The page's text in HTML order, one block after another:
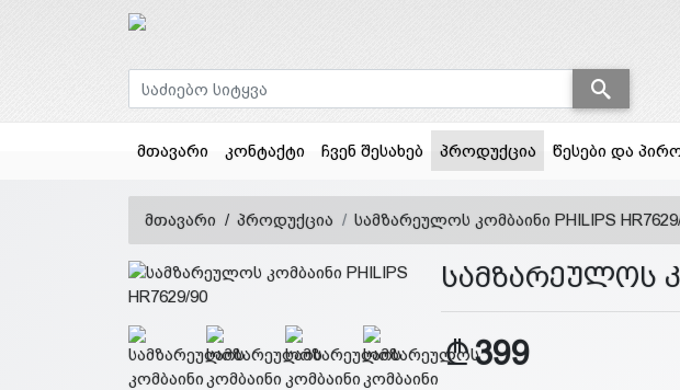
მთავარი კონტაქტი ჩვენ შესახებ პროდუქცია(current)
წესები და
მთავარი პროდუქცია სამზარეულოს კომბაინი PHILIPS
სამზარეულოს
399